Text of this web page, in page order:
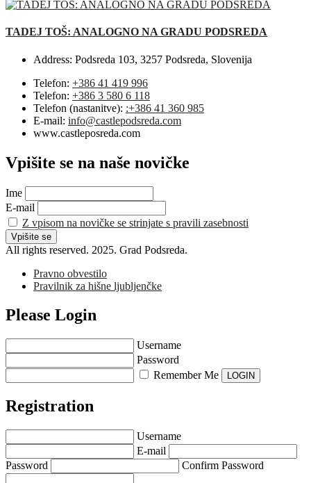
TADEJ TOŠ: ANALOGNO NA GRADU PODSREDA
Address: Podsreda 103, 3257 Podsreda, Slovenija
Telefon: +386 41 419 996
Telefon: +386 3 580 6 118
Telefon (nastanitve): :+386 41 360 985
E-mail: info@castlepodsreda.com
www.castleposreda.com
Vpišite se na naše novičke
Ime
E-mail
Z vpisom na novičke se strinjate s pravili zasebnosti
All rights reserved. 2025. Grad Podsreda.
Pravno obvestilo
Pravilnik za hišne ljubljenčke
Please Login
Username
Password
Remember Me
Registration
Username
E-mail
Password
Confirm Password